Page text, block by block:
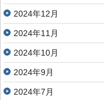
2024年12月
2024年11月
2024年10月
2024年9月
2024年7月